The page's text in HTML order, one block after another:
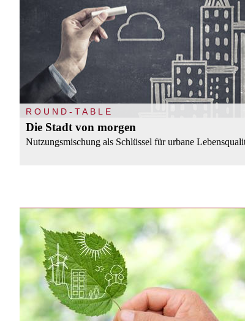
ROUND-TABLE
Die Stadt von morgen
Nutzungsmischung als Schlüssel für urbane